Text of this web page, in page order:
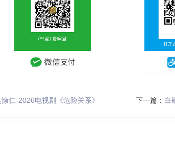
仁-2026电视剧《危险关系》 下一篇： 白